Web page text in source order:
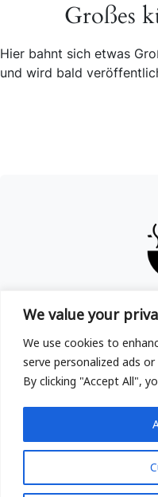
We value your
We use cookies to
serve personalized ads
By clicking "Accept All",
Großes
Hier bahnt sich etwas
und wird bald